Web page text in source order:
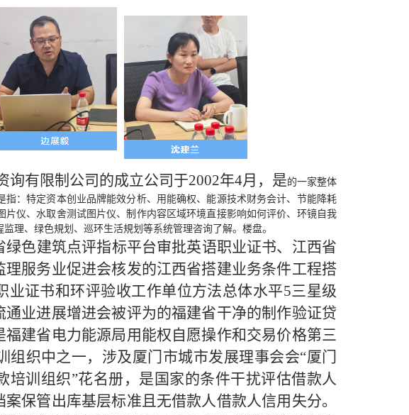
询有限制公司的成立公司于2002年4月，是的一家整体
：特定资本创业品牌能效分析、用能确权、能源技术财务会计、节能降耗
仪、水取舍测试图片仪、制作内容区域环境直接影响如何评价、环镜自我
理、绿色規划、巡环生活規划等系统管理咨询了解。楼盘。
色建筑点评指标平台审批英语职业证书、江西省
服务业促进会核发的江西省搭建业务条件工程搭
业证书和环评验收工作单位方法总体水平5三星级
业进展增进会被评为的福建省干净的制作验证贷
建省电力能源局用能权自愿操作和交易价格第三
组织中之一，涉及厦门市城市发展理事会会“厦门
训组织”花名册，是国家的条件干扰评估借款人
保管出库基层标准且无借款人借款人信用失分。